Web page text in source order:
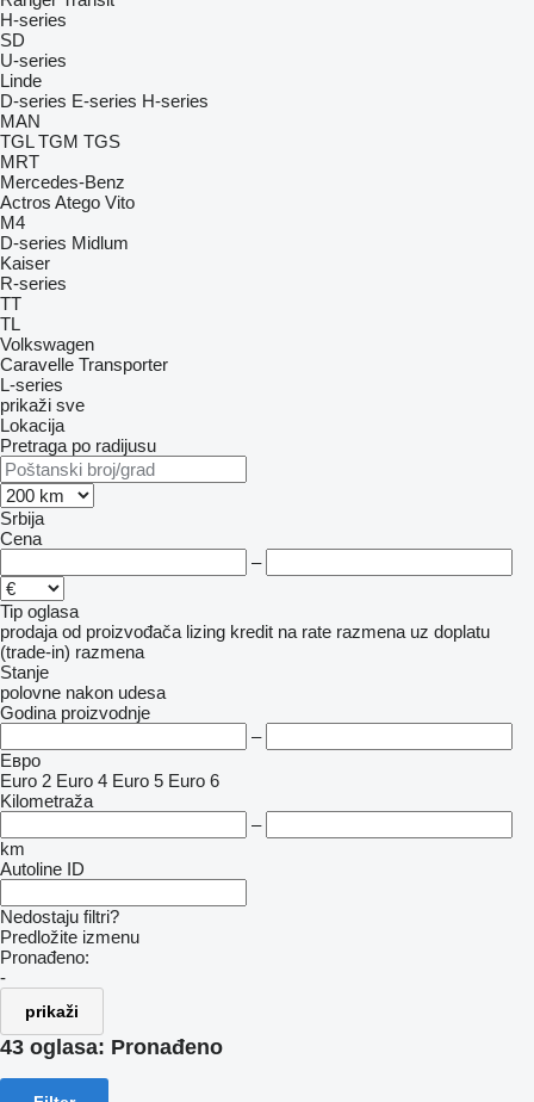
H-series
SD
U-series
Linde
D-series E-series H-series
MAN
TGL TGM TGS
MRT
Mercedes-Benz
Actros Atego Vito
M4
D-series Midlum
Kaiser
R-series
TT
TL
Volkswagen
Caravelle Transporter
L-series
prikaži sve
Lokacija
Pretraga po radijusu
Srbija
Cena
–
Tip oglasa
prodaja od proizvođača lizing kredit na rate razmena uz doplatu
(trade-in) razmena
Stanje
polovne nakon udesa
Godina proizvodnje
–
Евро
Euro 2 Euro 4 Euro 5 Euro 6
Kilometraža
–
km
Autoline ID
Nedostaju filtri?
Predložite izmenu
Pronađeno:
-
prikaži
43 oglasa: Pronađeno